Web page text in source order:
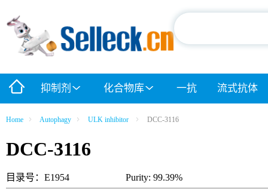
抑制剂 化合物库 一抗 流式抗体
Home Autophagy ULK inhibitor DCC-3116
DCC-3116
目录号：E1954 Purity: 99.39%